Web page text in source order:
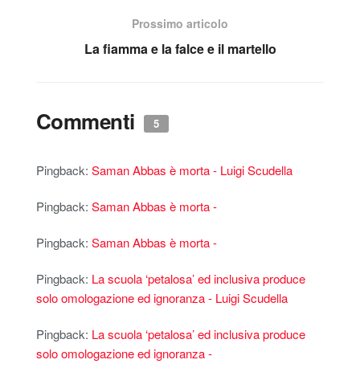
Prossimo articolo
La fiamma e la falce e il martello
Commenti 5
Pingback: Saman Abbas è morta - Luigi Scudella
Pingback: Saman Abbas è morta -
Pingback: Saman Abbas è morta -
Pingback: La scuola ‘petalosa’ ed inclusiva produce
solo omologazione ed ignoranza - Luigi Scudella
Pingback: La scuola ‘petalosa’ ed inclusiva produce
solo omologazione ed ignoranza -